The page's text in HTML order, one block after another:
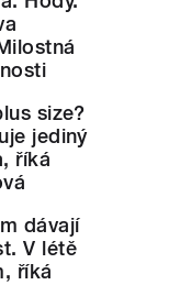
size?
jediný
říká
dávají
V létě
říká